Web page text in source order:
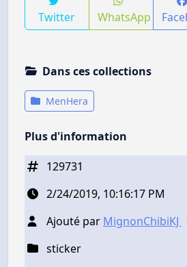
Twitter WhatsApp
Dans ces collections
MenHera
Plus d'information
129731
2/24/2019, 10:16:17 PM
Ajouté par MignonChibiKJ
sticker